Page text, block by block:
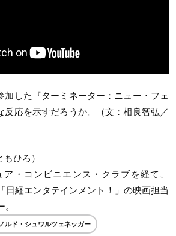
加した『ターミネーター：ニュー・フェ
反応を示すだろうか。（文：相良智弘／
ひろ）
・コンビニエンス・クラブを経て、
日経エンタテインメント！」の映画担当
ルド・シュワルツェネッガー